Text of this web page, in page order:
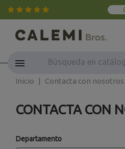
Inicio Contacta con nosotros
CONTACTA CON
Departamento